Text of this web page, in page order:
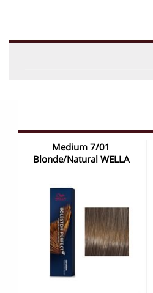
7/01 Medium
Blonde/Natural WELLA